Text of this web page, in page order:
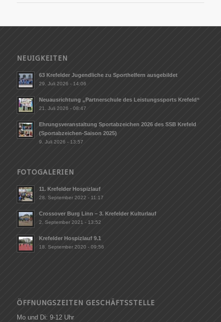
NEUIGKEITEN
63 Krefelder Jugendliche zu Sporthelfern ausgebildet
29. Juli 2026 - 14:06
Neuausrichtung „Partnerschule des Leistungssports Krefeld“
21. Juli 2026 - 08:47
Ehrungsveranstaltung Sportabzeichen 2026 des SSB Krefeld
(Sportabzeichen-Saison 2025)
9. Juli 2026 - 13:57
FOTOGALERIEN
11. Krefelder Hospizlauf
28. September 2022 - 11:17
Crossover Burg Linn – 3. Krefelder Kulturlauf
2. September 2021 - 13:52
Krefelder Hospizlauf 9.1
18. September 2020 - 09:56
ÖFFNUNGSZEITEN GESCHÄFTSSTELLE
Mo und Di: 9-12 Uhr